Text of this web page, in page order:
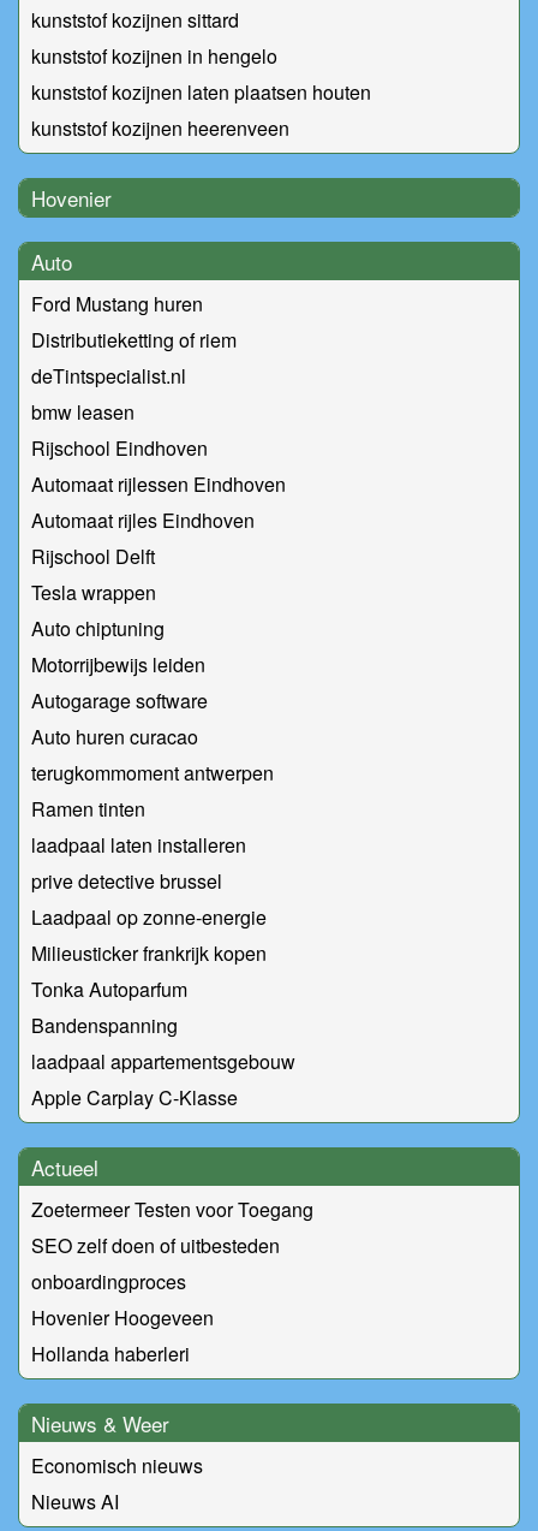
kunststof kozijnen sittard
kunststof kozijnen in hengelo
kunststof kozijnen laten plaatsen houten
kunststof kozijnen heerenveen
Hovenier
Auto
Ford Mustang huren
Distributieketting of riem
deTintspecialist.nl
bmw leasen
Rijschool Eindhoven
Automaat rijlessen Eindhoven
Automaat rijles Eindhoven
Rijschool Delft
Tesla wrappen
Auto chiptuning
Motorrijbewijs leiden
Autogarage software
Auto huren curacao
terugkommoment antwerpen
Ramen tinten
laadpaal laten installeren
prive detective brussel
Laadpaal op zonne-energie
Milieusticker frankrijk kopen
Tonka Autoparfum
Bandenspanning
laadpaal appartementsgebouw
Apple Carplay C-Klasse
Actueel
Zoetermeer Testen voor Toegang
SEO zelf doen of uitbesteden
onboardingproces
Hovenier Hoogeveen
Hollanda haberleri
Nieuws & Weer
Economisch nieuws
Nieuws AI